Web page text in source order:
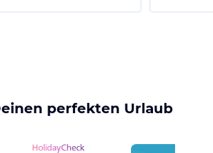
perfekten Urlaub